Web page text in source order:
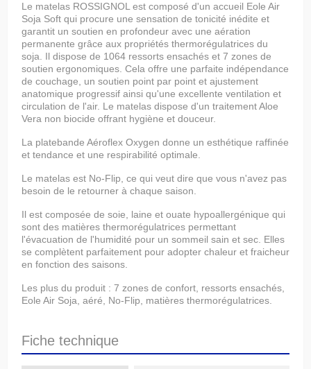
Le matelas ROSSIGNOL est composé d'un accueil Eole Air
Soja Soft qui procure une sensation de tonicité inédite et
garantit un soutien en profondeur avec une aération
permanente grâce aux propriétés thermorégulatrices du
soja. Il dispose de 1064 ressorts ensachés et 7 zones de
soutien ergonomiques. Cela offre une parfaite indépendance
de couchage, un soutien point par point et ajustement
anatomique progressif ainsi qu'une excellente ventilation et
circulation de l'air. Le matelas dispose d'un traitement Aloe
Vera non biocide offrant hygiène et douceur.
La platebande Aéroflex Oxygen donne un esthétique raffinée
et tendance et une respirabilité optimale.
Le matelas est No-Flip, ce qui veut dire que vous n'avez pas
besoin de le retourner à chaque saison.
Il est composée de soie, laine et ouate hypoallergénique qui
sont des matières thermorégulatrices permettant
l'évacuation de l'humidité pour un sommeil sain et sec. Elles
se complètent parfaitement pour adopter chaleur et fraicheur
en fonction des saisons.
Les plus du produit : 7 zones de confort, ressorts ensachés,
Eole Air Soja, aéré, No-Flip, matières thermorégulatrices.
Fiche technique